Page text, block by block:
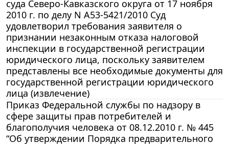
суда Северо-Кавказского округа от 17 ноября
2010 г. по делу N А53-5421/2010 Суд
удовлетворил требования заявителя о
признании незаконным отказа налоговой
инспекции в государственной регистрации
юридического лица, поскольку заявителем
представлены все необходимые документы для
государственной регистрации юридического
лица (извлечение)
Приказ Федеральной службы по надзору в
сфере защиты прав потребителей и
благополучия человека от 08.12.2010 г. № 445
“Об утверждении Порядка предварительного